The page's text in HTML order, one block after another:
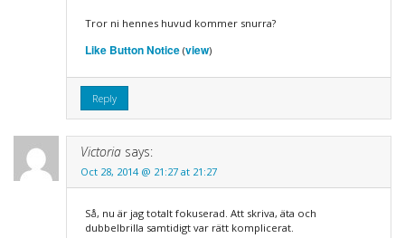
Tror ni hennes huvud kommer snurra?
Like Button Notice(view)
Reply
Victoria says:
Oct 28, 2014 @ 21:27 at 21:27
Så, nu är jag totalt fokuserad. Att skriva, äta och
dubbelbrilla samtidigt var rätt komplicerat.